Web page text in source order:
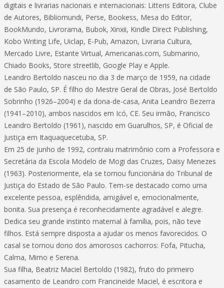
digitais e livrarias nacionais e internacionais: Litteris Editora, Clube
de Autores, Bibliomundi, Perse, Bookess, Mesa do Editor,
BookMundo, Livrorama, Bubok, Xinxii, Kindle Direct Publishing,
Kobo Writing Life, Uiclap, E-Pub, Amazon, Livraria Cultura,
Mercado Livre, Estante Virtual, Americanas.com, Submarino,
Chiado Books, Store streetlib, Google Play e Apple.
Leandro Bertoldo nasceu no dia 3 de março de 1959, na cidade
de São Paulo, SP. É filho do Mestre Geral de Obras, José Bertoldo
Sobrinho (1926–2004) e da dona-de-casa, Anita Leandro Bezerra
(1941–2010), ambos nascidos em Icó, CE. Seu irmão, Francisco
Leandro Bertoldo (1961), nascido em Guarulhos, SP, é Oficial de
Justiça em Itaquaquecetuba, SP.
Em 25 de junho de 1992, contraiu matrimônio com a Professora e
Secretária da Escola Modelo de Mogi das Cruzes, Daisy Menezes
(1963). Posteriormente, ela se tornou funcionária do Tribunal de
Justiça do Estado de São Paulo. Tem-se destacado como uma
excelente pessoa, esplêndida, amigável e, emocionalmente,
bonita. Sua presença é reconhecidamente agradável e alegre.
Dedica seu grande instinto maternal à família, pois, não teve
filhos. Está sempre disposta a ajudar os menos favorecidos. O
casal se tornou dono dos amorosos cachorros: Fofa, Pitucha,
Calma, Mimo e Serena.
Sua filha, Beatriz Maciel Bertoldo (1982), fruto do primeiro
casamento de Leandro com Francineide Maciel, é escritora e